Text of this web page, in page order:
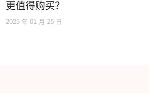
更值得购买？
2025 年 01 月 25 日